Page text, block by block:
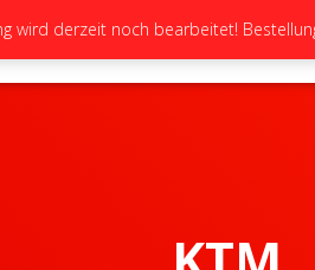
STARTSEITE NEUIGKEITEN
wird derzeit noch bearbeitet!